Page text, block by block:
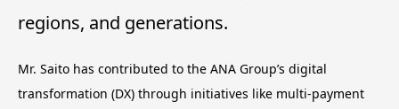
regions, and generations.
Mr. Saito has contributed to the ANA Group’s digital
transformation (DX) through initiatives like multi-payment